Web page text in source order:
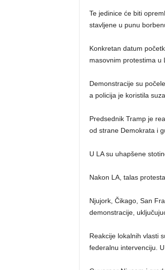
Te jedinice će biti
stavljene u punu
Konkretan datum
masovnim protestima u
Demonstracije su
a policija je koristila
Predsednik Tramp je
od strane Demokrata i
U LA su uhapšene
Nakon LA, talas
Njujork, Čikago, San
demonstracije,
Reakcije lokalnih vlasti
federalnu intervenciju.